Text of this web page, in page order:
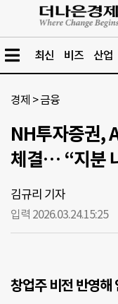
최신 비즈 산업
경제 >금융
NH투자증권,
체결… “지분
김규리 기자
입력 2026.03.24.15:25
창업주 비전 반영해